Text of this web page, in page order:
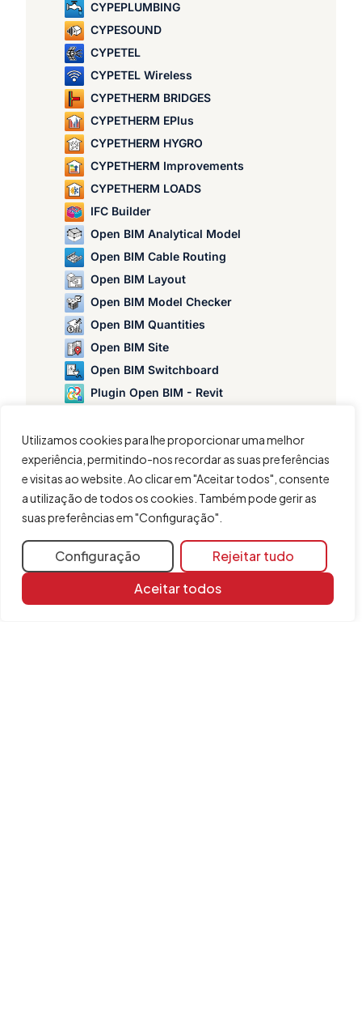
Utilizamos cookies para lhe proporcionar uma melhor
experiência, permitindo-nos recordar as suas preferências
e visitas ao website. Ao clicar em "Aceitar todos", consente
a utilização de todos os cookies. Também pode gerir as
suas preferências em "Configuração".
Configuração
Rejeitar tudo
Aceitar todos
CYPEPLUMBING
CYPESOUND
CYPETEL
CYPETEL Wireless
CYPETHERM BRIDGES
CYPETHERM EPlus
CYPETHERM HYGRO
CYPETHERM Improvements
CYPETHERM LOADS
IFC Builder
Open BIM Analytical Model
Open BIM Cable Routing
Open BIM Layout
Open BIM Model Checker
Open BIM Quantities
Open BIM Site
Open BIM Switchboard
Plugin Open BIM - Revit
StruBIM Box Culverts
StruBIM Cantilever Walls
StruBIM Deep Beams
StruBIM Embedded Walls
StruBIM Shear Walls
StruBIM Steel